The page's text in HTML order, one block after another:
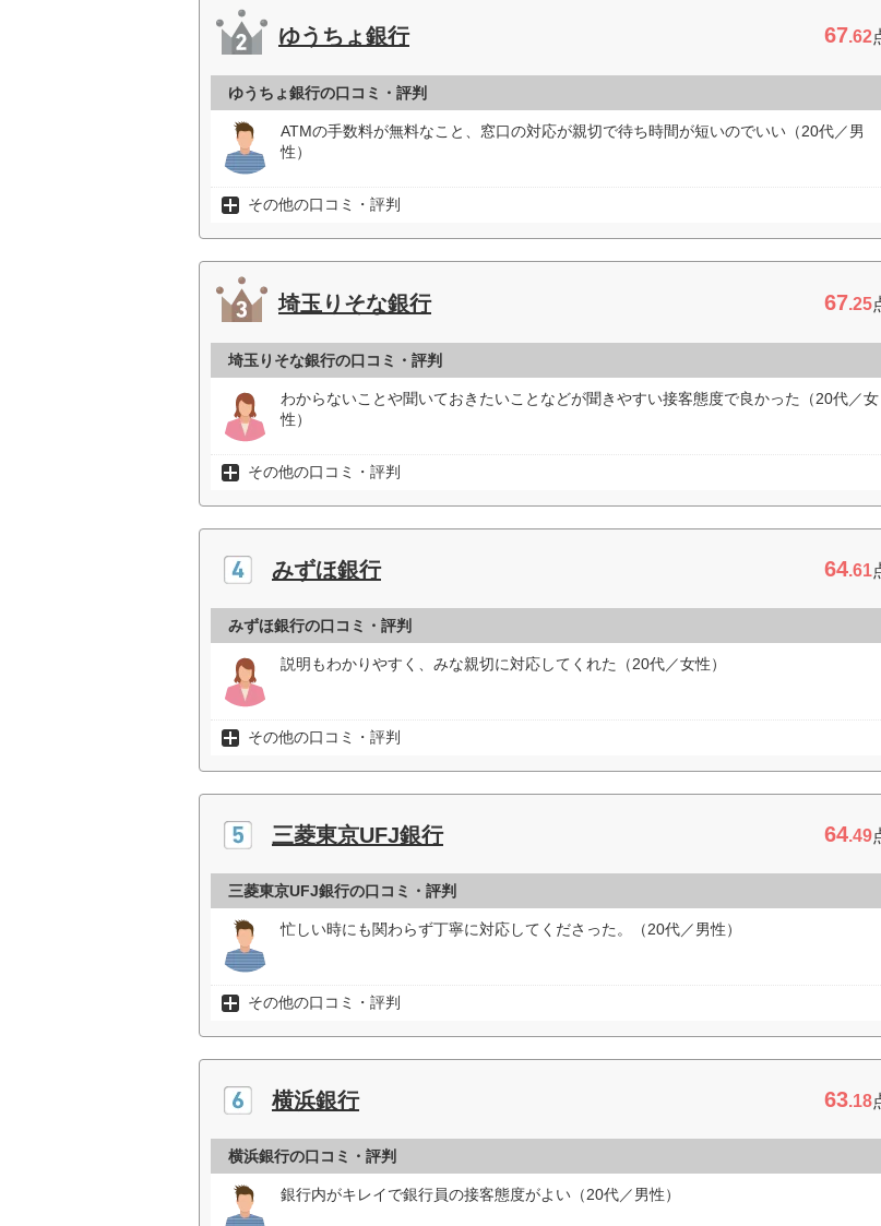
ゆうちょ銀行 67.62
ゆうちょ銀行の口コミ・評判
ATMの手数料が無料なこと、窓口の対応が親切で待ち時間が短いのでいい（20代／男
性）
その他の口コミ・評判
埼玉りそな銀行 67.25
埼玉りそな銀行の口コミ・評判
わからないことや聞いておきたいことなどが聞きやすい接客態度で良かった（20代／女
性）
その他の口コミ・評判
みずほ銀行 64.61
みずほ銀行の口コミ・評判
説明もわかりやすく、みな親切に対応してくれた（20代／女性）
その他の口コミ・評判
三菱東京UFJ銀行 64.49
三菱東京UFJ銀行の口コミ・評判
忙しい時にも関わらず丁寧に対応してくださった。（20代／男性）
その他の口コミ・評判
横浜銀行 63.18
横浜銀行の口コミ・評判
銀行内がキレイで銀行員の接客態度がよい（20代／男性）